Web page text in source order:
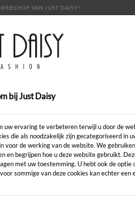
VAN JUST DAISY!
ONS LOOKBOOK
LENGTE: *
KLEUR:
bij Just Daisy
uw ervaring te verbeteren terwijl u door de
die als noodzakelijk zijn gecategoriseerd in
voor de werking van de website. We
en begrijpen hoe u deze website gebruikt.
met uw toestemming. U hebt ook de optie
sommige van deze cookies kan echter een